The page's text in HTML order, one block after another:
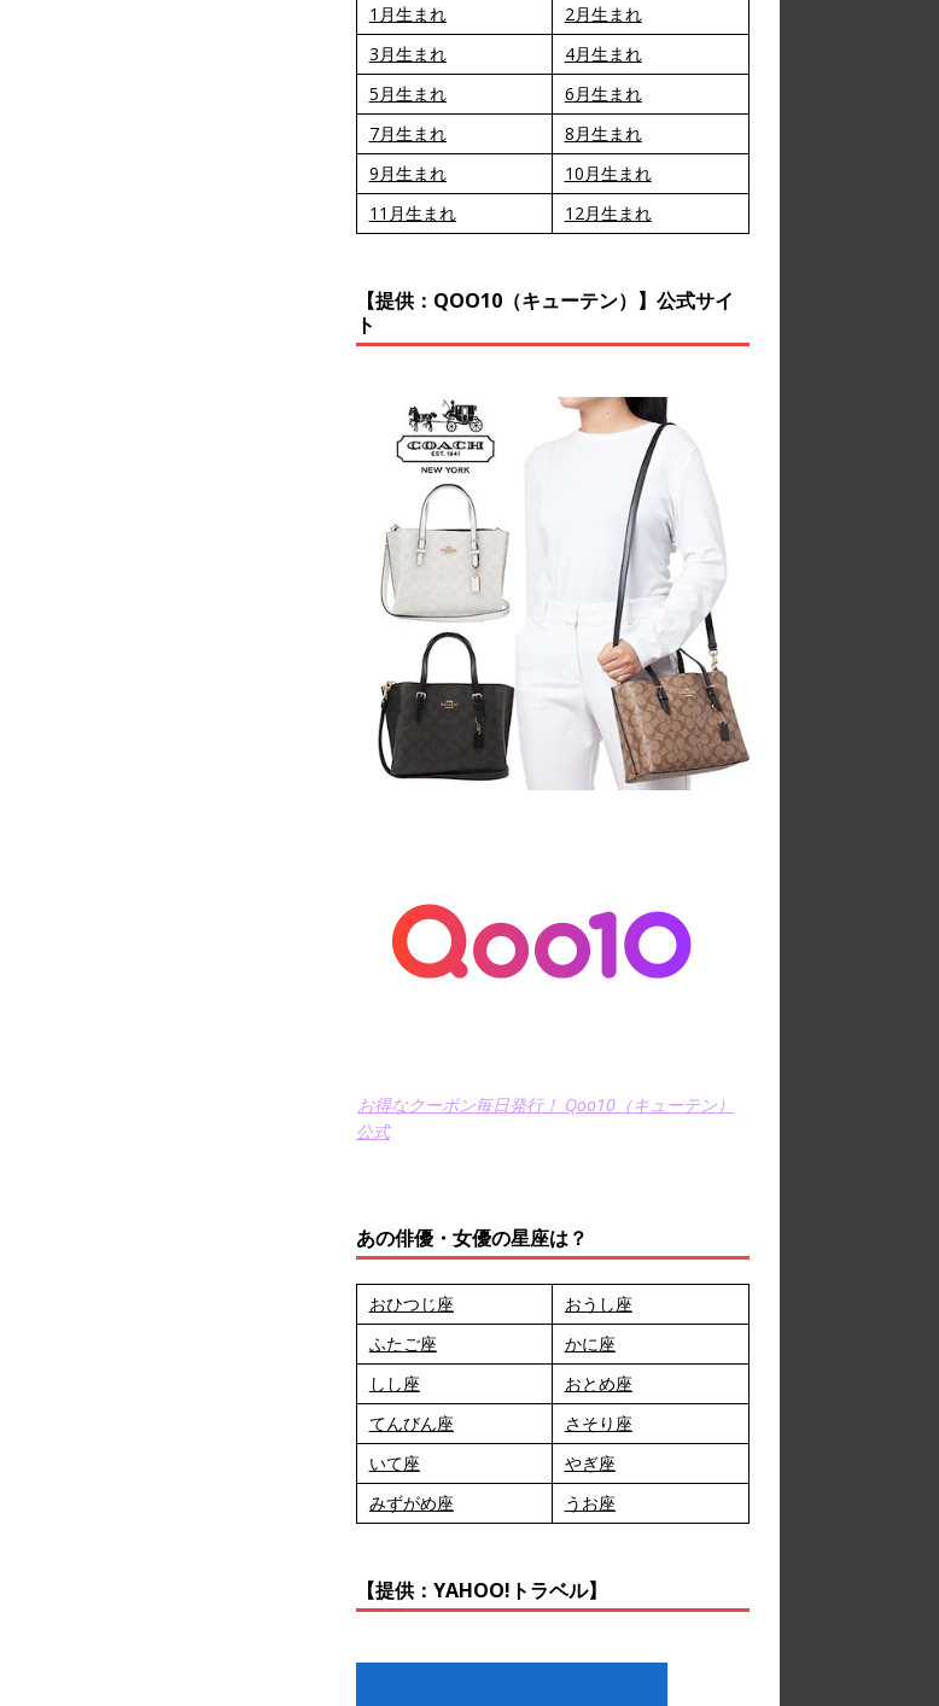
1月生まれ
2月生まれ
3月生まれ
4月生まれ
5月生まれ
6月生まれ
7月生まれ
8月生まれ
9月生まれ
10月生まれ
11月生まれ
12月生まれ
【提供：QOO10（キューテン）】公式サイ
ト
お得なクーポン毎日発行！ Qoo10（キューテン）
公式
あの俳優・女優の星座は？
おひつじ座
おうし座
ふたご座
かに座
しし座
おとめ座
てんびん座
さそり座
いて座
やぎ座
みずがめ座
うお座
【提供：YAHOO!トラベル】